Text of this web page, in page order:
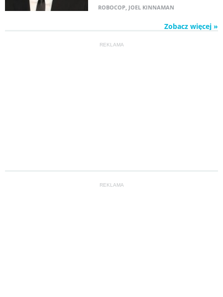
ROBOCOP, JOEL KINNAMAN
Zobacz więcej »
REKLAMA
REKLAMA